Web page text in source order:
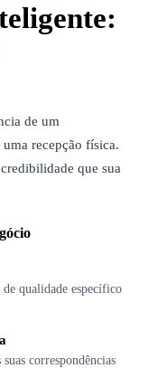
de um
recepção física.
que sua
qualidade específico
correspondências